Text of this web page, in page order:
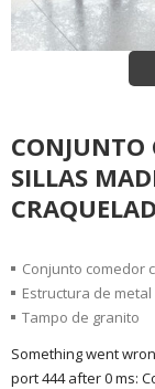
CONJUNTO
SILLAS
Conjunto comedor
Estructura de metal
Tampo de granito
Something went
port 444 after 0 ms: